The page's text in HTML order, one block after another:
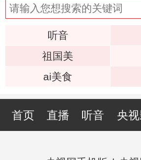
听音
祖国美
ai美食
首页 直播 听音 央